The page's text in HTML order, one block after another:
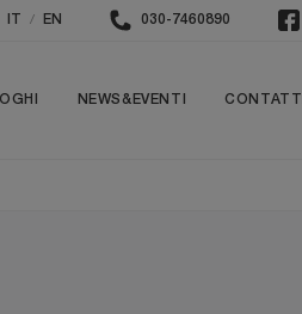
/ EN 030-7460890
NEWS&EVENTI CONTATTI